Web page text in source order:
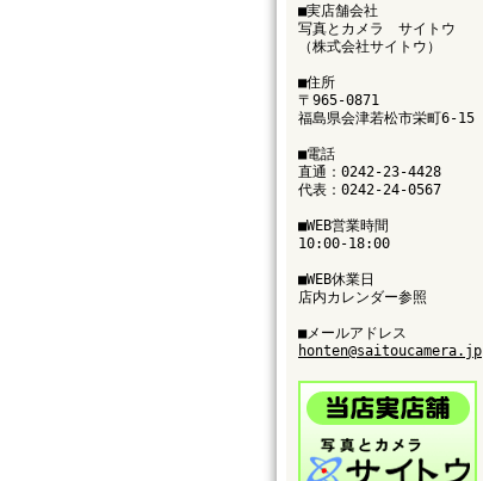
■実店舗会社
写真とカメラ サイトウ
（株式会社サイトウ）
■住所
〒965-0871
福島県会津若松市栄町6-15
■電話
直通：0242-23-4428
代表：0242-24-0567
■WEB営業時間
10:00-18:00
■WEB休業日
店内カレンダー参照
■メールアドレス
honten@saitoucamera.jp